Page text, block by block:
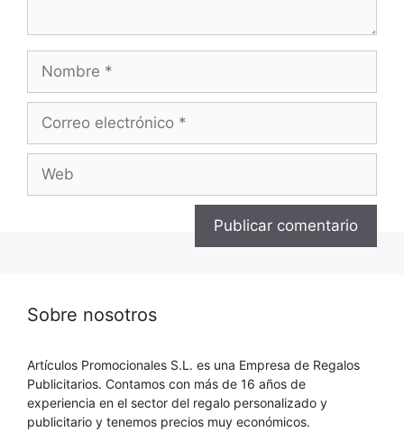
electrónico
Sobre nosotros
Artículos Promocionales S.L. es una Empresa de Regalos
Publicitarios. Contamos con más de 16 años de
experiencia en el sector del regalo personalizado y
publicitario y tenemos precios muy económicos.